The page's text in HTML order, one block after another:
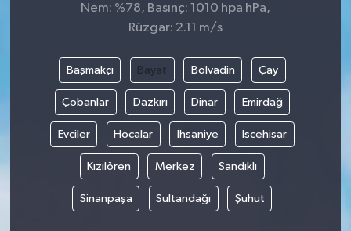
Nem: %78, Basınç: 1010 hpa hPa,
Rüzgar: 2.11 m/s
Başmakçı Bayat Bolvadin Çay
Çobanlar Dazkırı Dinar Emirdağ
Evciler Hocalar İhsaniye İscehisar
Kızılören Merkez Sandıklı
Sinanpaşa Sultandağı Şuhut